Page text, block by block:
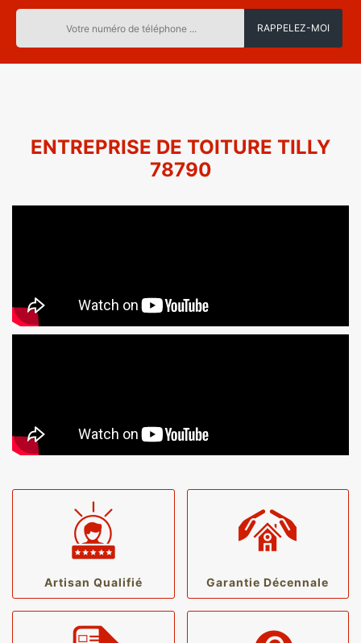
ENTREPRISE DE TOITURE TILLY
78790
Artisan Qualifié Garantie Décennale